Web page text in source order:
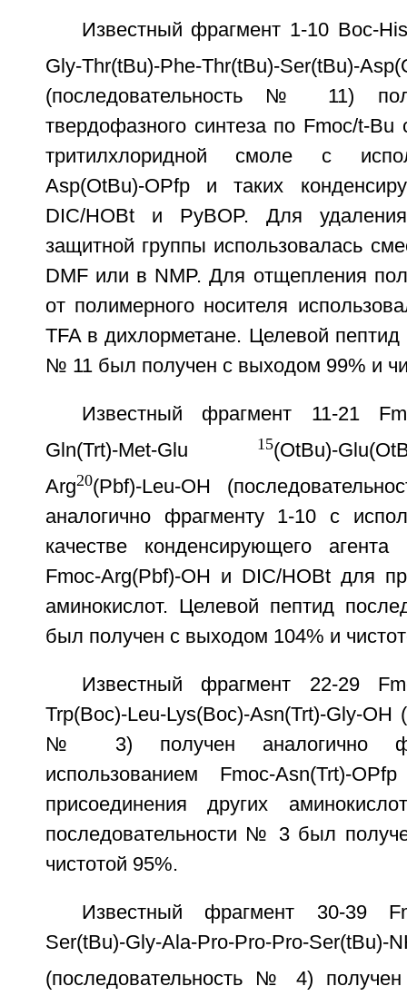
Известный фрагмент 1-10 Boc-
Gly-Thr(tBu)-Phe-Thr(tBu)-Ser(tBu)-
(последовательность № 11)
твердофазного синтеза по Fmoc/t-Bu
тритилхлоридной смоле с
Asp(OtBu)-OPfp и таких
DIC/HOBt и PyBOP. Для
защитной группы использовалась
DMF или в NMP. Для отщепления
от полимерного носителя
TFA в дихлорметане. Целевой пептид
№ 11 был получен с выходом 99% и
Известный фрагмент 11-21
Gln(Trt)-Met-Glu 15(OtBu)-
Arg20(Pbf)-Leu-OH
аналогично фрагменту 1-10 с
качестве конденсирующего агента
Fmoc-Arg(Pbf)-OH и DIC/HOBt для
аминокислот. Целевой пептид
был получен с выходом 104% и
Известный фрагмент 22-29
Trp(Boc)-Leu-Lys(Boc)-Asn(Trt)-Gly-OH
№ 3) получен аналогично
использованием Fmoc-Asn(Trt)-
присоединения других
последовательности № 3 был
чистотой 95%.
Известный фрагмент 30-39
Ser(tBu)-Gly-Ala-Pro-Pro-Pro-Ser(tBu)-
(последовательность № 4)